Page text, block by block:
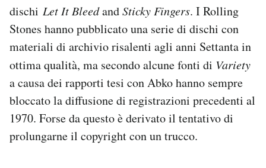
dischi Let It BleedandSticky Fingers. I Rolling
Stones hanno pubblicato una serie di dischi con
materiali di archivio risalenti agli anni Settanta in
ottima qualità, ma secondo alcune fonti di Variety
a causa dei rapporti tesi con Abko hanno sempre
bloccato la diffusione di registrazioni precedenti al
1970. Forse da questo è derivato il tentativo di
prolungarne il copyright con un trucco.